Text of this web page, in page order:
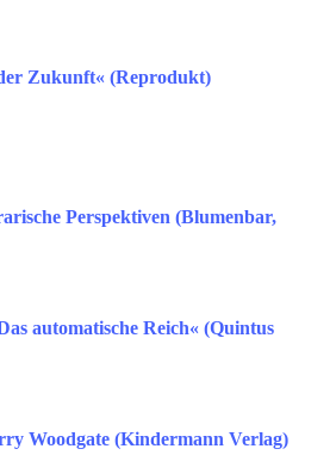
Zukunft« (Reprodukt)
Perspektiven (Blumenbar,
automatische Reich« (Quintus
Woodgate (Kindermann Verlag)